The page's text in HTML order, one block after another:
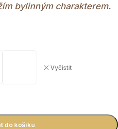
bylinným charakterem.
Vyčistit
do košíku